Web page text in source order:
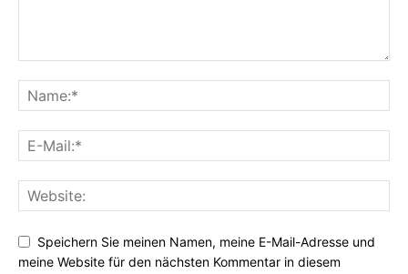
Speichern Sie meinen Namen, meine E-Mail-Adresse und
meine Website für den nächsten Kommentar in diesem